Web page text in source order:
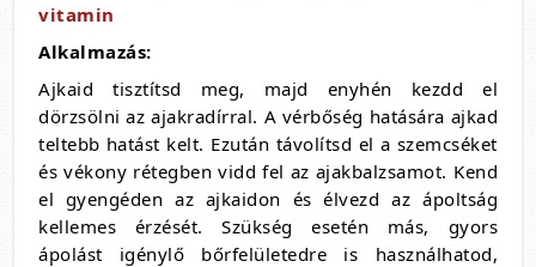
vitamin
Alkalmazás:
Ajkaid tisztítsd meg, majd enyhén kezdd el
dörzsölni az ajakradírral. A vérbőség hatására ajkad
teltebb hatást kelt. Ezután távolítsd el a szemcséket
és vékony rétegben vidd fel az ajakbalzsamot. Kend
el gyengéden az ajkaidon és élvezd az ápoltság
kellemes érzését. Szükség esetén más, gyors
ápolást igénylő bőrfelületedre is használhatod,